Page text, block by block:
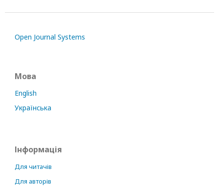
Open Journal Systems
Мова
English
Українська
Інформація
Для читачів
Для авторів